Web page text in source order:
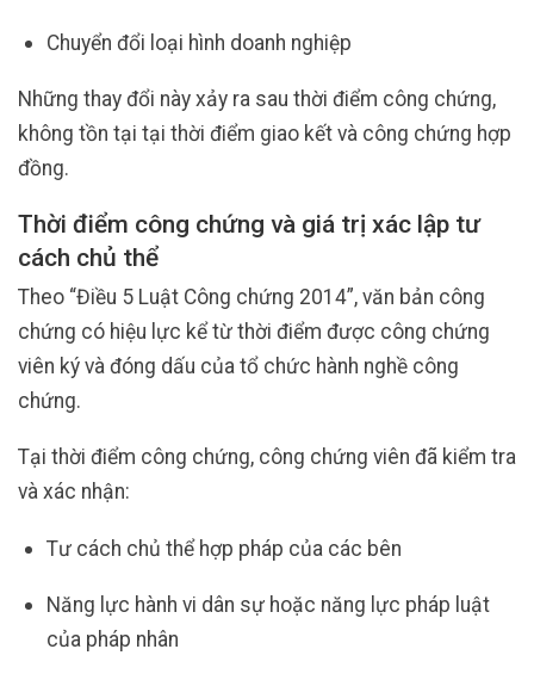
Chuyển đổi loại hình doanh nghiệp
Những thay đổi này xảy ra sau thời điểm công chứng,
không tồn tại tại thời điểm giao kết và công chứng hợp
đồng.
Thời điểm công chứng và giá trị xác lập tư
cách chủ thể
Theo “Điều 5 Luật Công chứng 2014”, văn bản công
chứng có hiệu lực kể từ thời điểm được công chứng
viên ký và đóng dấu của tổ chức hành nghề công
chứng.
Tại thời điểm công chứng, công chứng viên đã kiểm tra
và xác nhận:
Tư cách chủ thể hợp pháp của các bên
Năng lực hành vi dân sự hoặc năng lực pháp luật
của pháp nhân